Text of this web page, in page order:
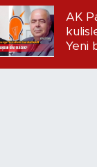
AK
Yeni